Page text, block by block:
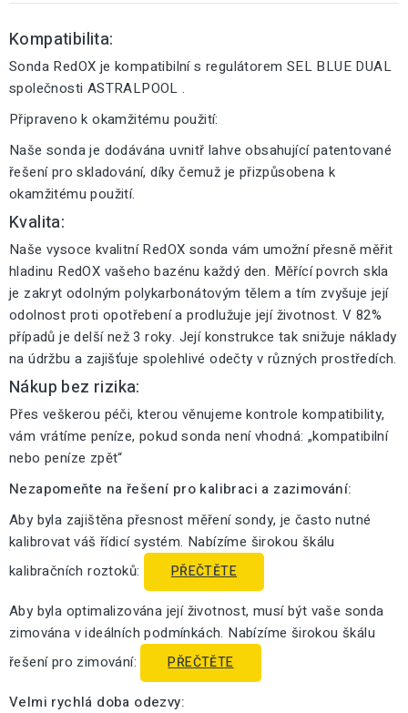
Kompatibilita:
Sonda RedOX je kompatibilní s regulátorem SEL BLUE DUAL
společnosti ASTRALPOOL .
Připraveno k okamžitému použití:
Naše sonda je dodávána uvnitř lahve obsahující patentované
řešení pro skladování, díky čemuž je přizpůsobena k
okamžitému použití.
Kvalita:
Naše vysoce kvalitní RedOX sonda vám umožní přesně měřit
hladinu RedOX vašeho bazénu každý den. Měřící povrch skla
je zakryt odolným polykarbonátovým tělem a tím zvyšuje její
odolnost proti opotřebení a prodlužuje její životnost. V 82%
případů je delší než 3 roky. Její konstrukce tak snižuje náklady
na údržbu a zajišťuje spolehlivé odečty v různých prostředích.
Nákup bez rizika:
Přes veškerou péči, kterou věnujeme kontrole kompatibility,
vám vrátíme peníze, pokud sonda není vhodná: „kompatibilní
nebo peníze zpět“
Nezapomeňte na řešení pro kalibraci a zazimování:
Aby byla zajištěna přesnost měření sondy, je často nutné
kalibrovat váš řídicí systém. Nabízíme širokou škálu
kalibračních roztoků:
PŘEČTĚTE
Aby byla optimalizována její životnost, musí být vaše sonda
zimována v ideálních podmínkách. Nabízíme širokou škálu
řešení pro zimování:
PŘEČTĚTE
Velmi rychlá doba odezvy: